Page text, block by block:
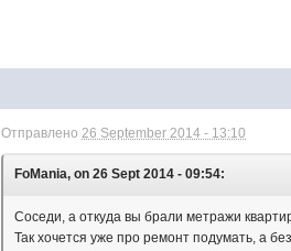
Отправлено26 September 2014 - 13:10
FoMania, on 26 Sept 2014 - 09:54:
Соседи, а откуда вы брали метражи
Так хочется уже про ремонт подумать, а